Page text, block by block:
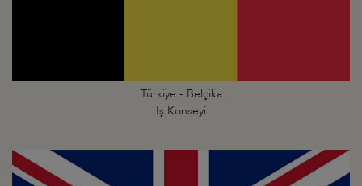
Türkiye - Belçika
İş Konseyi